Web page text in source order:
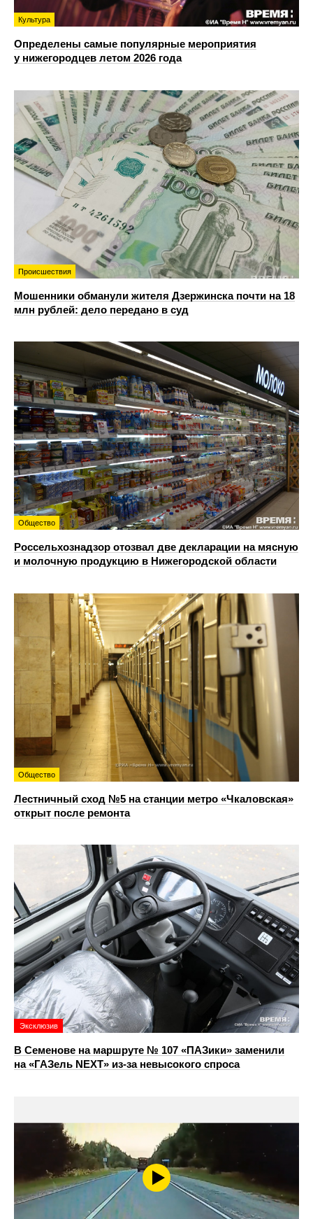
Культура
Определены самые популярные мероприятия
у нижегородцев летом 2026 года
Происшествия
Мошенники обманули жителя Дзержинска почти на 18
млн рублей: дело передано в суд
Общество
Россельхознадзор отозвал две декларации на мясную
и молочную продукцию в Нижегородской области
Общество
Лестничный сход №5 на станции метро «Чкаловская»
открыт после ремонта
Эксклюзив
В Семенове на маршруте № 107 «ПАЗики» заменили
на «ГАЗель NEXT» из‑за невысокого спроса